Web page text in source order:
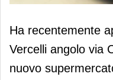
Tigros apre a
vendita in
Ha recentemente
Vercelli angolo via
nuovo